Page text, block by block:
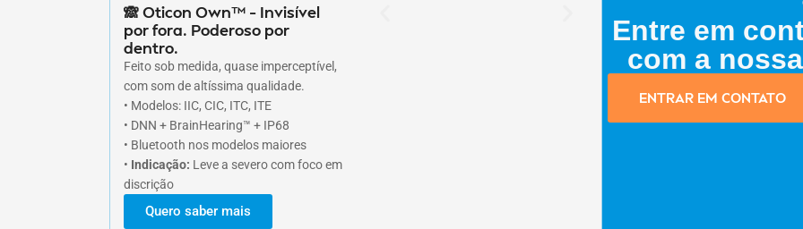
🙈 Oticon Own™ – Invisível
por fora. Poderoso por
dentro.
Feito sob medida, quase imperceptível,
com som de altíssima qualidade.
• Modelos: IIC, CIC, ITC, ITE
• DNN + BrainHearing™ + IP68
• Bluetooth nos modelos maiores
• Indicação: Leve a severo com foco em
discrição
Quero saber mais
Entre em
com a
ENTRAR EM CONTATO